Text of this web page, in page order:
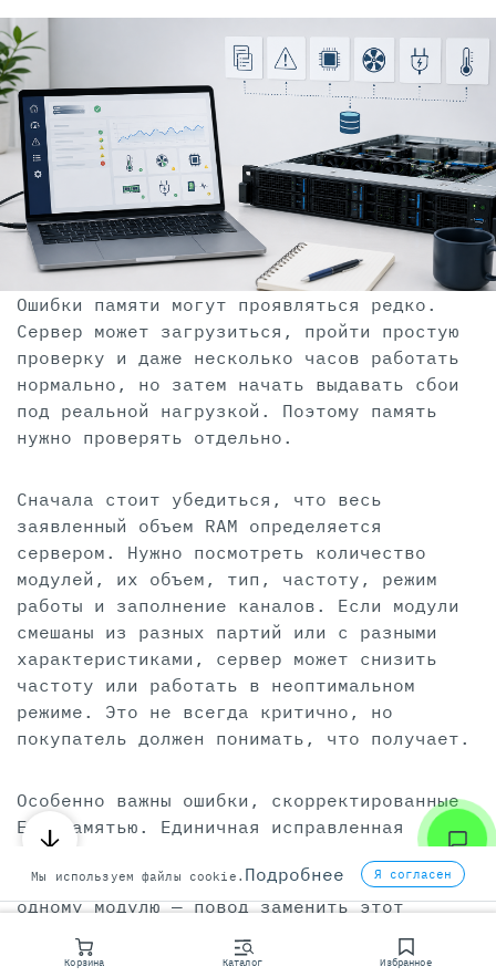
Корзина Каталог Избранное
Ошибки памяти могут проявляться редко.
Сервер может загрузиться, пройти простую
проверку и даже несколько часов работать
нормально, но затем начать выдавать сбои
под реальной нагрузкой. Поэтому память
нужно проверять отдельно.
Сначала стоит убедиться, что весь
заявленный объем RAM определяется
сервером. Нужно посмотреть количество
модулей, их объем, тип, частоту, режим
работы и заполнение каналов. Если модули
смешаны из разных партий или с разными
характеристиками, сервер может снизить
частоту или работать в неоптимальном
режиме. Это не всегда критично, но
покупатель должен понимать, что получает.
Особенно важны ошибки, скорректированные
ECC-памятью. Единичная исправленная
ошибка не всегда означает немедленную
поломку, но повторяющиеся ошибки по
одному модулю — повод заменить этот
модуль. Если журнал показывает регулярные
события по одному слоту или одной планке,
Мы используем файлы cookie. Подробнее Я согласен